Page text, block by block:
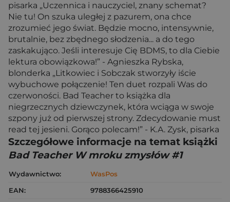
pisarka „Uczennica i nauczyciel, znany schemat?
Nie tu! On szuka uległej z pazurem, ona chce
zrozumieć jego świat. Będzie mocno, intensywnie,
brutalnie, bez zbędnego słodzenia... a do tego
zaskakująco. Jeśli interesuje Cię BDMS, to dla Ciebie
lektura obowiązkowa!” - Agnieszka Rybska,
blonderka „Litkowiec i Sobczak stworzyły iście
wybuchowe połączenie! Ten duet rozpali Was do
czerwoności. Bad Teacher to książka dla
niegrzecznych dziewczynek, która wciąga w swoje
szpony już od pierwszej strony. Zdecydowanie must
read tej jesieni. Gorąco polecam!” - K.A. Zysk, pisarka
Szczegółowe informacje na temat książki
Bad Teacher W mroku zmysłów #1
Wydawnictwo:
WasPos
EAN:
9788366425910